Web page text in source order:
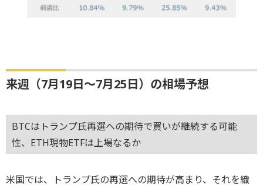
来週（7月19日～7月25日）の相場予想
BTCはトランプ氏再選への期待で買いが継続する可能
性、ETH現物ETFは上場なるか
米国では、トランプ氏の再選への期待が高まり、それを織